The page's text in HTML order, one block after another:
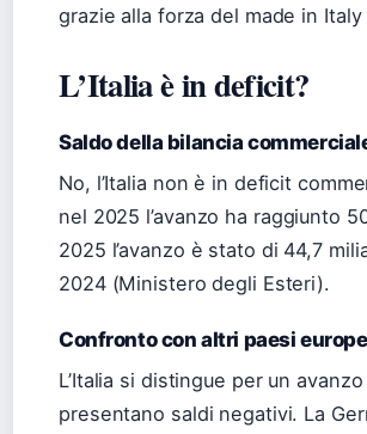
grazie alla forza del made in
L’Italia è in deficit?
Saldo della bilancia
No, l’Italia non è in deficit
nel 2025 l’avanzo ha raggiunto
2025 l’avanzo è stato di 44,7
2024 (Ministero degli Esteri).
Confronto con altri paesi
L’Italia si distingue per un
presentano saldi negativi. La